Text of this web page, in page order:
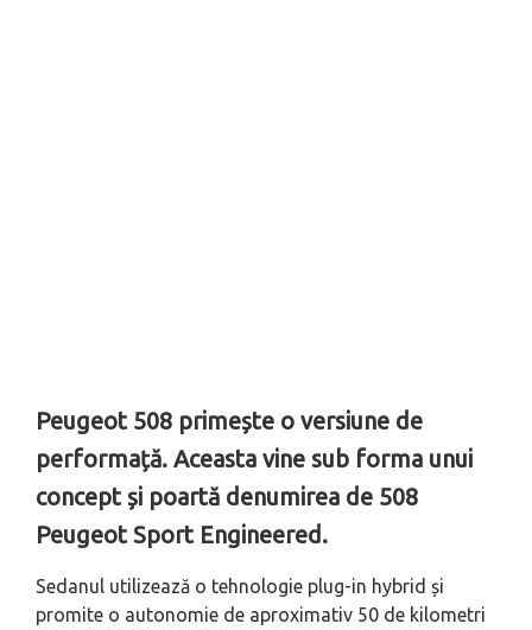
Peugeot 508 primește o versiune de
performață. Aceasta vine sub forma unui
concept și poartă denumirea de 508
Peugeot Sport Engineered.
Sedanul utilizează o tehnologie plug-in hybrid și
promite o autonomie de aproximativ 50 de kilometri